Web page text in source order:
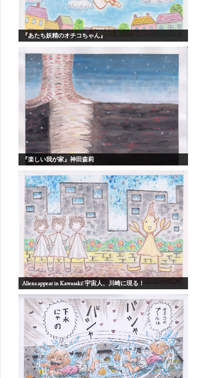
『あたち妖精のオチコちゃん』
『楽しい我が家』神田森莉
Aliens appear in Kawasaki! 宇宙人、川崎に現る！